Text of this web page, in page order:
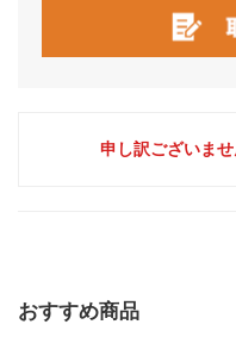
申し訳ございませ
おすすめ商品